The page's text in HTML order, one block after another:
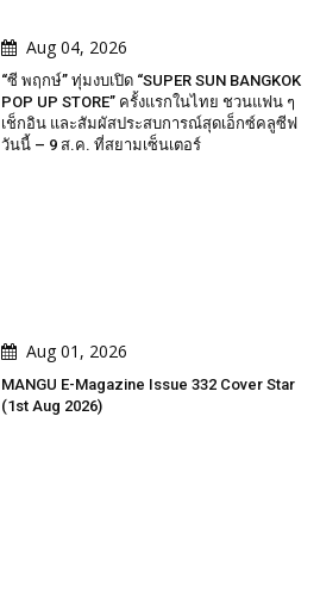
Aug 04, 2026
“ซี พฤกษ์” ทุ่มงบเปิด “SUPER SUN BANGKOK
POP UP STORE” ครั้งแรกในไทย ชวนแฟน ๆ
เช็กอิน และสัมผัสประสบการณ์สุดเอ็กซ์คลูซีฟ
วันนี้ – 9 ส.ค. ที่สยามเซ็นเตอร์
Aug 01, 2026
MANGU E-Magazine Issue 332 Cover Star
(1st Aug 2026)